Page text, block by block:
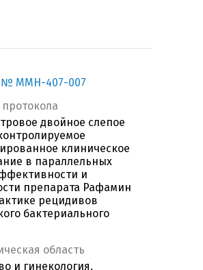
MMH-407-007
двойное слепое
клиническое
в параллельных
и
препарата Рафамин
рецидивов
бактериального
область
и гинекология,